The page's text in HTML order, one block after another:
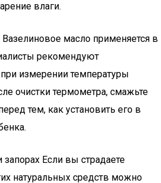
влаги.
масло применяется в
рекомендуют
измерении температуры
очистки термометра, смажьте
тем, как установить его в
Если вы страдаете
натуральных средств можно